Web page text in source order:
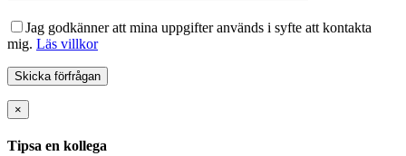
Jag godkänner att mina uppgifter används i syfte att kontakta
mig. Läs villkor
×
Tipsa en kollega